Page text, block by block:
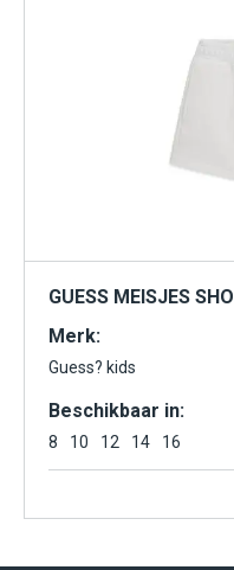
GUESS MEISJES
Merk:
Guess? kids
Beschikbaar in:
8 10 12 14 16